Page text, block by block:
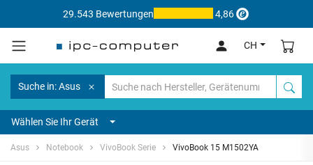
29.543 Bewertungen 4,86
CH
Suche in: Asus
Wählen Sie Ihr Gerät
Asus Notebook VivoBook Serie VivoBook 15 M1502YA